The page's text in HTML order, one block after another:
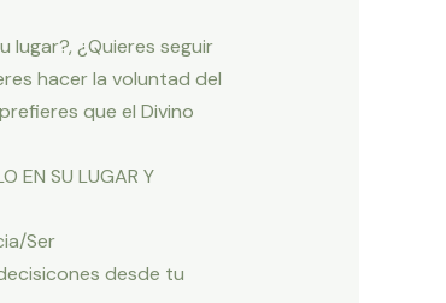
lugar?, ¿Quieres seguir
hacer la voluntad del
que el Divino
EN SU LUGAR Y
Ser
desde tu